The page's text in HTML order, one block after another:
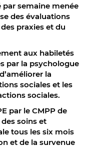
semaine menée
des évaluations
praxies et du
aux habiletés
par la psychologue
la
sociales et les
sociales.
par le CMPP de
soins et
tous les six mois
et de la survenue